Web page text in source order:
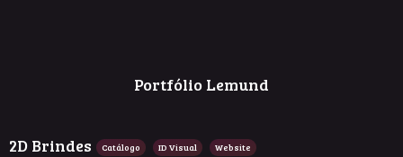
Portfólio Lemund
2D Brindes Catálogo ID Visual Website